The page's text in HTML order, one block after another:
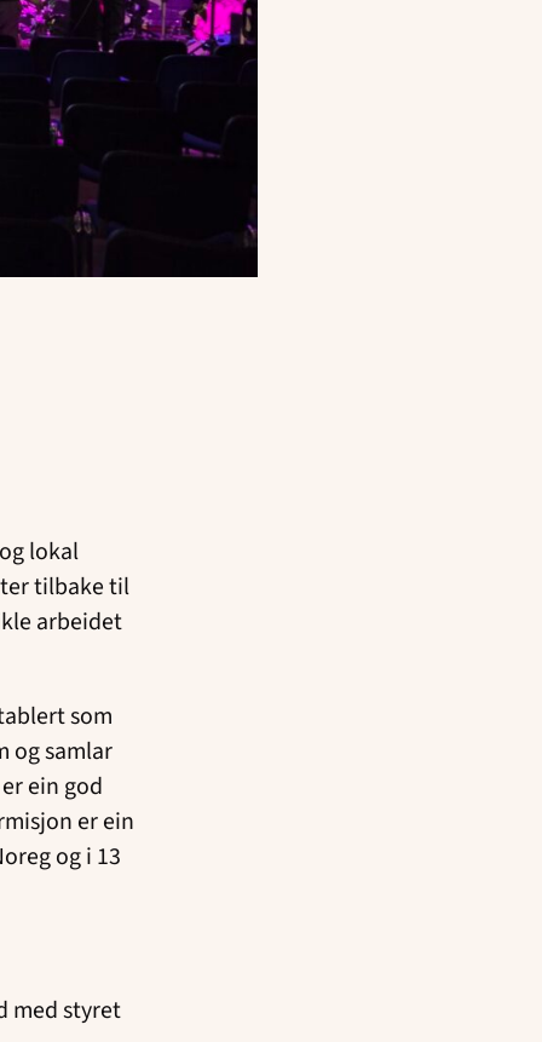
lokal
tilbake til
arbeidet
som
og samlar
ein god
er ein
og i 13
med styret